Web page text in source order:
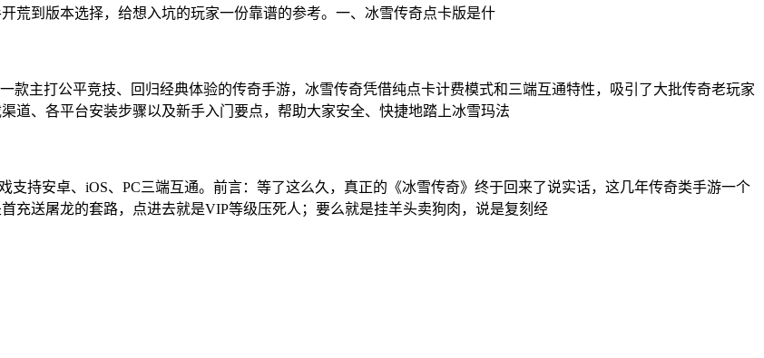
荒到版本选择，给想入坑的玩家一份靠谱的参考。一、冰雪传奇点卡版是什
款主打公平竞技、回归经典体验的传奇手游，冰雪传奇凭借纯点卡计费模式和三端互通特性，吸引了大批传奇老玩家
道、各平台安装步骤以及新手入门要点，帮助大家安全、快捷地踏上冰雪玛法
支持安卓、iOS、PC三端互通。前言：等了这么久，真正的《冰雪传奇》终于回来了说实话，这几年传奇类手游一个
充送屠龙的套路，点进去就是VIP等级压死人；要么就是挂羊头卖狗肉，说是复刻经